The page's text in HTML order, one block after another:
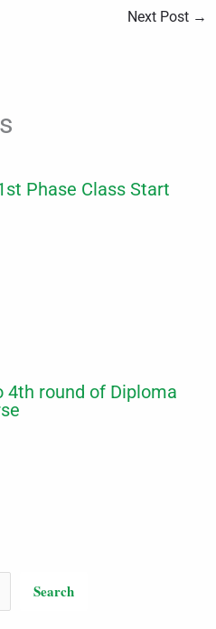
Next Post →
Phase Class Start
4th round of Diploma
Search